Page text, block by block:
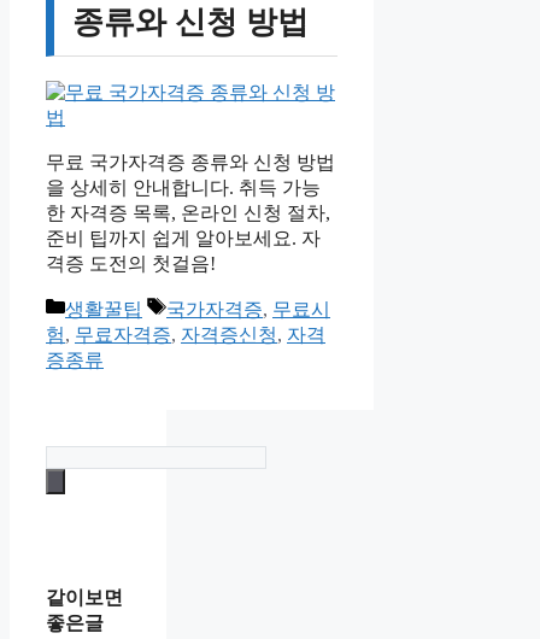
종류와 신청 방법
무료 국가자격증 종류와 신청 방법
을 상세히 안내합니다. 취득 가능
한 자격증 목록, 온라인 신청 절차,
준비 팁까지 쉽게 알아보세요. 자
격증 도전의 첫걸음!
카
테
고
생활꿀팁
태
그
국가자격증, 무료시
험, 무료자격증, 자격증신청, 자격
증종류
같이보면
좋은글